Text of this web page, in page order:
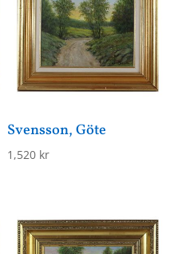
Svensson, Göte
1,520 kr